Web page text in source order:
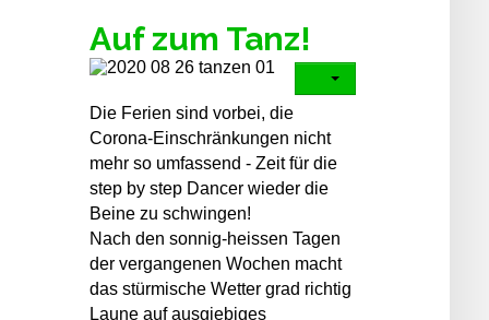
Auf zum Tanz!
Die Ferien sind vorbei, die
Corona-Einschränkungen nicht
mehr so umfassend - Zeit für die
step by step Dancer wieder die
Beine zu schwingen!
Nach den sonnig-heissen Tagen
der vergangenen Wochen macht
das stürmische Wetter grad richtig
Laune auf ausgiebiges